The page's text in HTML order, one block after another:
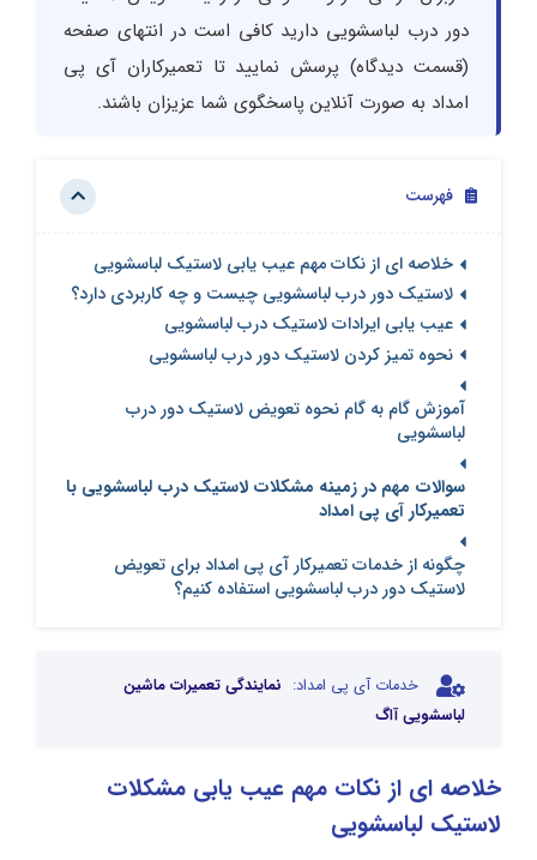
دور درب لباسشویی دارید کافی است در انتهای صفحه
(قسمت دیدگاه) پرسش نمایید تا تعمیرکاران آی پی
امداد به صورت آنلاین پاسخگوی شما عزیزان باشند.
فهرست
خلاصه ای از نکات مهم عیب یابی لاستیک لباسشویی
لاستیک دور درب لباسشویی چیست و چه کاربردی دارد؟
عیب یابی ایرادات لاستیک درب لباسشویی
نحوه تمیز کردن لاستیک دور درب لباسشویی
آموزش گام به گام نحوه تعویض لاستیک دور درب
لباسشویی
سوالات مهم در زمینه مشکلات لاستیک درب لباسشویی با
تعمیرکار آی پی امداد
چگونه از خدمات تعمیرکار آی پی امداد برای تعویض
لاستیک دور درب لباسشویی استفاده کنیم؟
خدمات آی پی امداد: نمایندگی تعمیرات ماشین
لباسشویی آاگ
خلاصه ای از نکات مهم عیب یابی مشکلات
لاستیک لباسشویی